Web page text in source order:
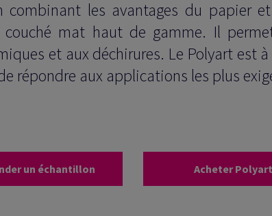
combinant les avantages du papier
mat haut de gamme. Il
et aux déchirures. Le Polyart est
répondre aux applications les plus
un échantillon Acheter Polyart